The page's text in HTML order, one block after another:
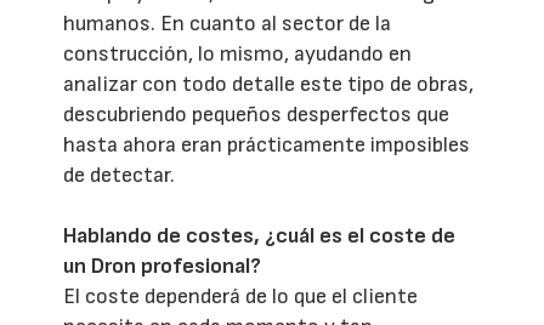
humanos. En cuanto al sector de la
construcción, lo mismo, ayudando en
analizar con todo detalle este tipo de obras,
descubriendo pequeños desperfectos que
hasta ahora eran prácticamente imposibles
de detectar.
Hablando de costes, ¿cuál es el coste de
un Dron profesional?
El coste dependerá de lo que el cliente